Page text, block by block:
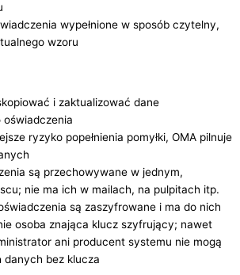
wypełnione w sposób czytelny,
wzoru
i zaktualizować dane
oświadczenia
ryzyko popełnienia pomyłki, OMA pilnuje
są przechowywane w jednym,
nie ma ich w mailach, na pulpitach itp.
są zaszyfrowane i ma do nich
osoba znająca klucz szyfrujący; nawet
ani producent systemu nie mogą
danych bez klucza